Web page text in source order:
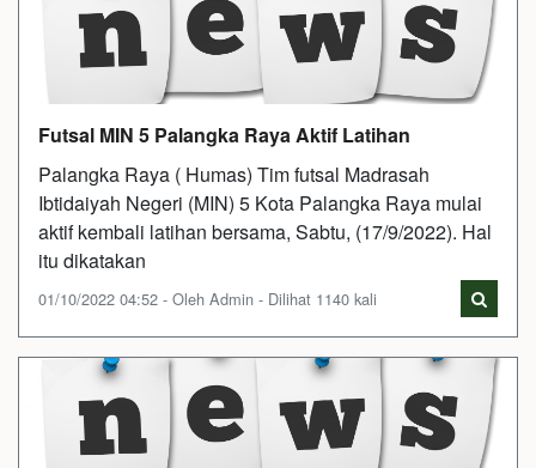
Futsal MIN 5 Palangka Raya Aktif Latihan
Palangka Raya ( Humas) Tim futsal Madrasah
Ibtidaiyah Negeri (MIN) 5 Kota Palangka Raya mulai
aktif kembali latihan bersama, Sabtu, (17/9/2022). Hal
itu dikatakan
01/10/2022 04:52 - Oleh Admin - Dilihat 1140 kali